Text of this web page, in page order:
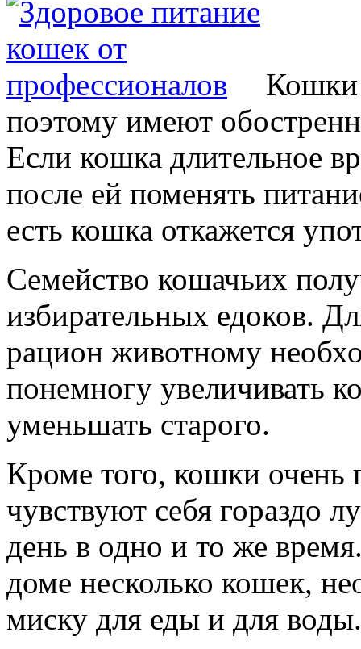
Кошки
поэтому имеют
Если кошка длительное
после ей поменять
есть кошка откажется
Семейство кошачьих
избирательных едоков.
рацион животному
понемногу увеличивать
уменьшать старого.
Кроме того, кошки
чувствуют себя гораздо
день в одно и то же
доме несколько кошек,
миску для еды и для воды.